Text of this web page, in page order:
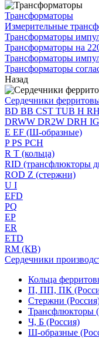
Трансформаторы
Измерительные
Трансформаторы
Трансформаторы на
Трансформаторы
Трансформаторы
Назад
Сердечники
BD BB CST TUB H
DRWW DR2W DRH
E EF (Ш-образные)
P PS PCH
R T (кольца)
RID (трансфлюкторы
ROD Z (стержни)
U I
EFD
PQ
EP
ER
ETD
RM (КВ)
Сердечники
Кольца
П, ПП, ПК
Стержни
Трансфлюкторы
Ч, Б (Россия)
Ш-образные